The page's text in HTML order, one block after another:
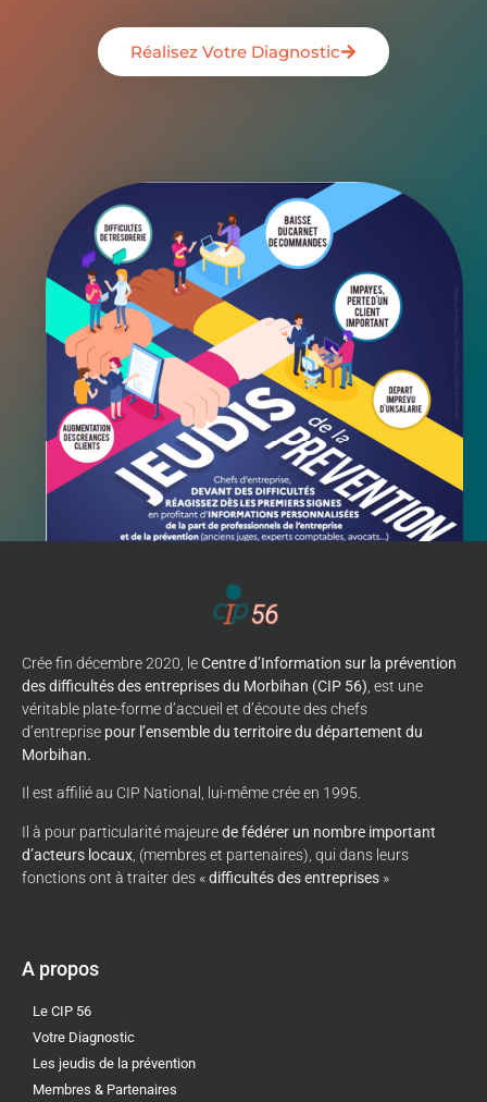
Réalisez Votre Diagnostic
Crée fin décembre 2020, leCentre d’Information sur la prévention
des difficultés des entreprises du Morbihan (CIP 56) , est une
véritable plate-forme d’accueil et d’écoute des chefs
d’entreprise pour l’ensemble du territoire du département du
Morbihan.
Il est affilié au CIP National, lui-même crée en 1995.
Il à pour particularité majeurede fédérer un nombre important
d’acteurs locaux , (membres et partenaires), qui dans leurs
fonctions ont à traiter des «difficultés des entreprises »
A propos
Le CIP 56
Votre Diagnostic
Les jeudis de la prévention
Membres & Partenaires